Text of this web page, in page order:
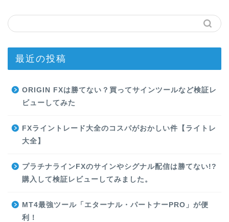
最近の投稿
ORIGIN FXは勝てない？買ってサインツールなど検証レ
ビューしてみた
FXライントレード大全のコスパがおかしい件【ライトレ
大全】
プラチナラインFXのサインやシグナル配信は勝てない!?
購入して検証レビューしてみました。
MT4最強ツール「エターナル・パートナーPRO」が便
利！